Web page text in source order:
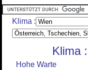
Klima :
Klima
Hohe Warte